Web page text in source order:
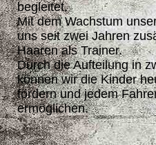
begleitet.
Mit dem Wachstum
uns seit zwei Jahren
Haaren als Trainer.
Durch die Aufteilung in
können wir die Kinder
fördern und jedem
ermöglichen.